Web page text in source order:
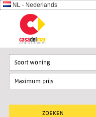
NL - Nederlands
Soort woning